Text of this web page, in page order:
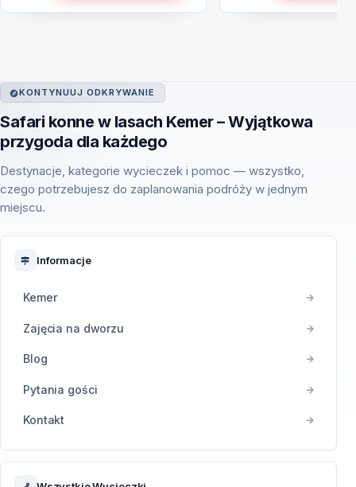
KONTYNUUJ ODKRYWANIE
Safari konne w lasach Kemer – Wyjątkowa
przygoda dla każdego
Destynacje, kategorie wycieczek i pomoc — wszystko,
czego potrzebujesz do zaplanowania podróży w jednym
miejscu.
Informacje
Kemer
Zajęcia na dworzu
Blog
Pytania gości
Kontakt